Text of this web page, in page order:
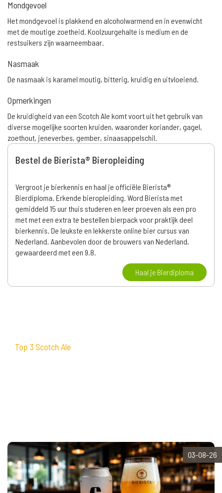
Mondgevoel
Het mondgevoel is plakkend en alcoholwarmend en in evenwicht
met de moutige zoetheid. Koolzuurgehalte is medium en de
restsuikers zijn waarneembaar.
Nasmaak
De nasmaak is karamel moutig, bitterig, kruidig en uitvloeiend.
Opmerkingen
De kruidigheid van een Scotch Ale komt voort uit het gebruik van
diverse mogelijke soorten kruiden, waaronder koriander, gagel,
zoethout, jeneverbes, gember, sinaasappelschil.
Bestel de Bierista® Bieropleiding
Vergroot je bierkennis en haal je officiële Bierista®
Bierdiploma. Erkende bieropleiding. Word Bierista met
gemiddeld 15 uur thuis studeren en leer proeven als een pro
met met een extra te bestellen bierpack voor praktijk deel
bierkennis. De leukste en lekkerste online bier cursus van
Nederland. Aanbevolen door de brouwers van Nederland,
gewaardeerd met een 9.8.
Haal je Bierdiploma
Top 3 Scotch Ale
03-08-26